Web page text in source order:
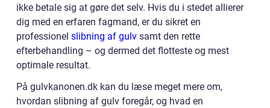
ikke betale sig at gøre det selv. Hvis du i stedet allierer
dig med en erfaren fagmand, er du sikret en
professionel slibning af gulv samt den rette
efterbehandling – og dermed det flotteste og mest
optimale resultat.
På gulvkanonen.dk kan du læse meget mere om,
hvordan slibning af gulv foregår, og hvad en